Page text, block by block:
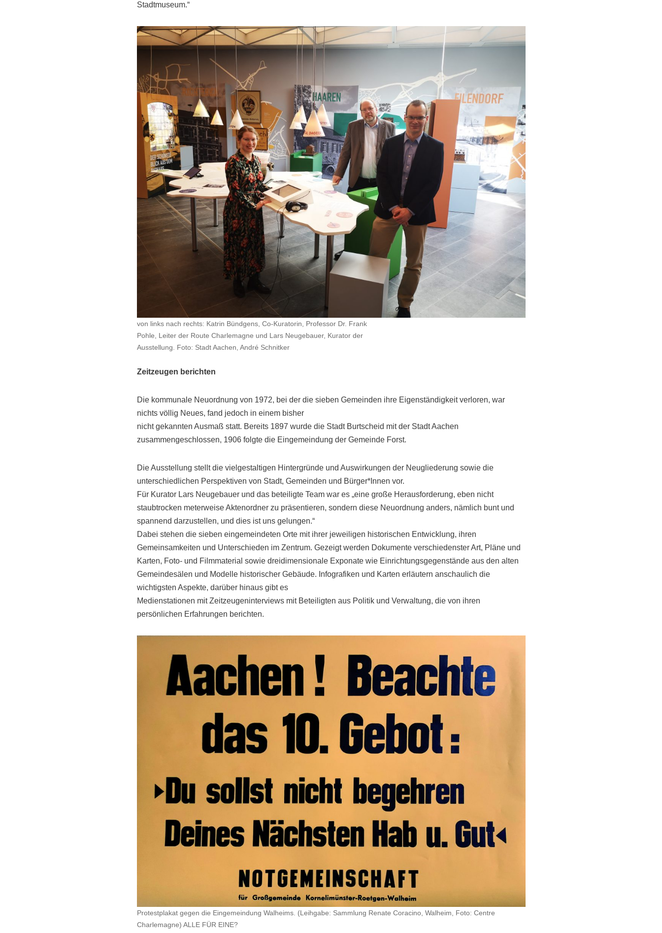
Stadtmuseum.“
von links nach rechts: Katrin Bündgens, Co-Kuratorin, Professor Dr. Frank
Pohle, Leiter der Route Charlemagne und Lars Neugebauer, Kurator der
Ausstellung. Foto: Stadt Aachen, André Schnitker
Zeitzeugen berichten
Die kommunale Neuordnung von 1972, bei der die sieben Gemeinden ihre Eigenständigkeit verloren, war
nichts völlig Neues, fand jedoch in einem bisher
nicht gekannten Ausmaß statt. Bereits 1897 wurde die Stadt Burtscheid mit der Stadt Aachen
zusammengeschlossen, 1906 folgte die Eingemeindung der Gemeinde Forst.
Die Ausstellung stellt die vielgestaltigen Hintergründe und Auswirkungen der Neugliederung sowie die
unterschiedlichen Perspektiven von Stadt, Gemeinden und Bürger*Innen vor.
Für Kurator Lars Neugebauer und das beteiligte Team war es „eine große Herausforderung, eben nicht
staubtrocken meterweise Aktenordner zu präsentieren, sondern diese Neuordnung anders, nämlich bunt und
spannend darzustellen, und dies ist uns gelungen.“
Dabei stehen die sieben eingemeindeten Orte mit ihrer jeweiligen historischen Entwicklung, ihren
Gemeinsamkeiten und Unterschieden im Zentrum. Gezeigt werden Dokumente verschiedenster Art, Pläne und
Karten, Foto- und Filmmaterial sowie dreidimensionale Exponate wie Einrichtungsgegenstände aus den alten
Gemeindesälen und Modelle historischer Gebäude. Infografiken und Karten erläutern anschaulich die
wichtigsten Aspekte, darüber hinaus gibt es
Medienstationen mit Zeitzeugeninterviews mit Beteiligten aus Politik und Verwaltung, die von ihren
persönlichen Erfahrungen berichten.
Protestplakat gegen die Eingemeindung Walheims. (Leihgabe: Sammlung Renate Coracino, Walheim, Foto: Centre
Charlemagne) ALLE FÜR EINE?